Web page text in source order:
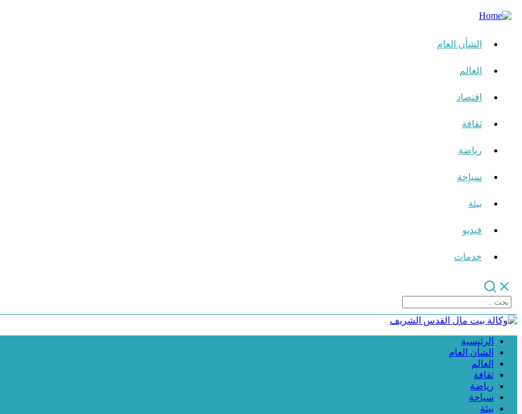
الشأن العام
العالم
اقتصاد
ثقافة
رياضة
سياحة
بيئة
فيديو
خدمات
الرئيسية
الشأن العام
العالم
ثقافة
رياضة
سياحة
بيئة